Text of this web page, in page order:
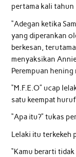
pertama kali tahun
“Adegan ketika
yang diperankan
berkesan,
menyaksikan
Perempuan hening
“M.F.E.O” ucap
satu keempat
“Apa itu?” tukas
Lelaki itu terkekeh
“Kamu berarti